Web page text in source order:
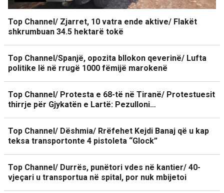
Top Channel/ Zjarret, 10 vatra ende aktive/ Flakët
shkrumbuan 34.5 hektarë tokë
Top Channel/Spanjë, opozita bllokon qeverinë/ Lufta
politike lë në rrugë 1000 fëmijë marokenë
Top Channel/ Protesta e 68-të në Tiranë/ Protestuesit
thirrje për Gjykatën e Lartë: Pezulloni…
Top Channel/ Dëshmia/ Rrëfehet Kejdi Banaj që u kap
teksa transportonte 4 pistoleta “Glock”
Top Channel/ Durrës, punëtori vdes në kantier/ 40-
vjeçari u transportua në spital, por nuk mbijetoi